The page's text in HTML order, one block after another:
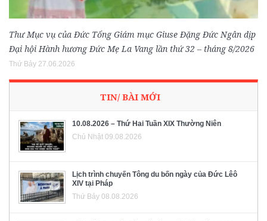
Thư Mục vụ của Đức Tổng Giám mục Giuse Đặng Đức Ngân dịp
Đại hội Hành hương Đức Mẹ La Vang lần thứ 32 – tháng 8/2026
Thứ Bảy 27.06.2026
TIN/ BÀI MỚI
10.08.2026 – Thứ Hai Tuần XIX Thường Niên
Chủ Nhật 09.08.2026
Lịch trình chuyến Tông du bốn ngày của Đức Lêô
XIV tại Pháp
Thứ Bảy 08.08.2026